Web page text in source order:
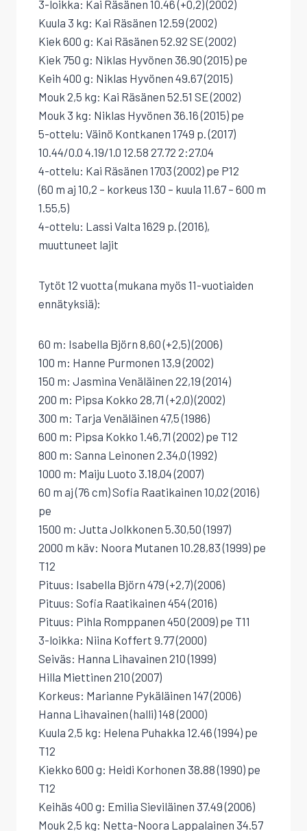
3-loikka: Kai Räsänen 10.46 (+0,2) (2002)
Kuula 3 kg: Kai Räsänen 12.59 (2002)
Kiek 600 g: Kai Räsänen 52.92 SE (2002)
Kiek 750 g: Niklas Hyvönen 36.90 (2015) pe
Keih 400 g: Niklas Hyvönen 49.67 (2015)
Mouk 2,5 kg: Kai Räsänen 52.51 SE (2002)
Mouk 3 kg: Niklas Hyvönen 36.16 (2015) pe
5-ottelu: Väinö Kontkanen 1749 p. (2017)
10.44/0.0 4.19/1.0 12.58 27.72 2:27.04
4-ottelu: Kai Räsänen 1703 (2002) pe P12
(60 m aj 10,2 – korkeus 130 – kuula 11.67 – 600 m
1.55,5)
4-ottelu: Lassi Valta 1629 p. (2016),
muuttuneet lajit
Tytöt 12 vuotta (mukana myös 11-vuotiaiden
ennätyksiä):
60 m: Isabella Björn 8,60 (+2,5) (2006)
100 m: Hanne Purmonen 13,9 (2002)
150 m: Jasmina Venäläinen 22,19 (2014)
200 m: Pipsa Kokko 28,71 (+2,0) (2002)
300 m: Tarja Venäläinen 47,5 (1986)
600 m: Pipsa Kokko 1.46,71 (2002) pe T12
800 m: Sanna Leinonen 2.34,0 (1992)
1000 m: Maiju Luoto 3.18,04 (2007)
60 m aj (76 cm) Sofia Raatikainen 10,02 (2016)
pe
1500 m: Jutta Jolkkonen 5.30,50 (1997)
2000 m käv: Noora Mutanen 10.28,83 (1999) pe
T12
Pituus: Isabella Björn 479 (+2,7) (2006)
Pituus: Sofia Raatikainen 454 (2016)
Pituus: Pihla Romppanen 450 (2009) pe T11
3-loikka: Niina Koffert 9.77 (2000)
Seiväs: Hanna Lihavainen 210 (1999)
Hilla Miettinen 210 (2007)
Korkeus: Marianne Pykäläinen 147 (2006)
Hanna Lihavainen (halli) 148 (2000)
Kuula 2,5 kg: Helena Puhakka 12.46 (1994) pe
T12
Kiekko 600 g: Heidi Korhonen 38.88 (1990) pe
T12
Keihäs 400 g: Emilia Sieviläinen 37.49 (2006)
Mouk 2,5 kg: Netta-Noora Lappalainen 34.57